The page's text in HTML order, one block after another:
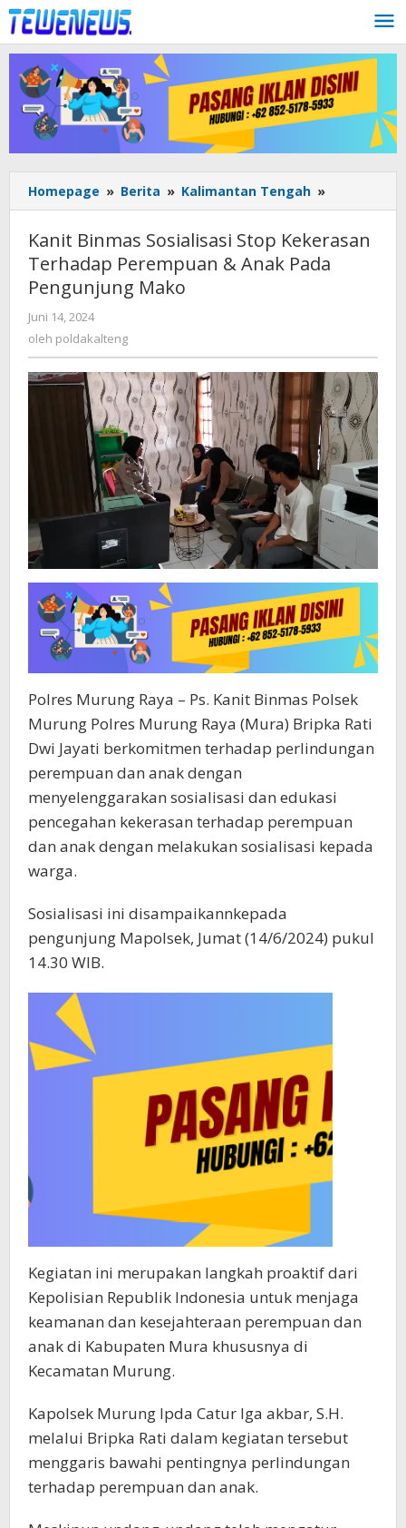
Lewati
ke
konten
Homepage » Berita » Kalimantan Tengah »
Binmas
Stop
Kekerasan
Pada
Pengunjung
Mako
Kanit Binmas Sosialisasi Stop Kekerasan
Terhadap Perempuan & Anak Pada
Pengunjung Mako
Juni 14, 2024
poldakalteng
oleh poldakalteng
Polres Murung Raya – Ps. Kanit Binmas Polsek
Murung Polres Murung Raya (Mura) Bripka Rati
Dwi Jayati berkomitmen terhadap perlindungan
perempuan dan anak dengan
menyelenggarakan sosialisasi dan edukasi
pencegahan kekerasan terhadap perempuan
dan anak dengan melakukan sosialisasi kepada
warga.
Sosialisasi ini disampaikannkepada
pengunjung Mapolsek, Jumat (14/6/2024) pukul
14.30 WIB.
Kegiatan ini merupakan langkah proaktif dari
Kepolisian Republik Indonesia untuk menjaga
keamanan dan kesejahteraan perempuan dan
anak di Kabupaten Mura khususnya di
Kecamatan Murung.
Kapolsek Murung Ipda Catur Iga akbar, S.H.
melalui Bripka Rati dalam kegiatan tersebut
menggaris bawahi pentingnya perlindungan
terhadap perempuan dan anak.